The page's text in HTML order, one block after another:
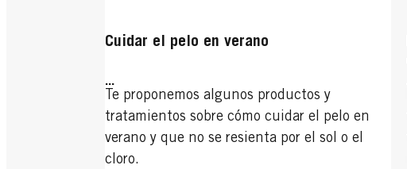
Cuidar el pelo en verano
...
Te proponemos algunos productos y
tratamientos sobre cómo cuidar el pelo en
verano y que no se resienta por el sol o el
cloro.